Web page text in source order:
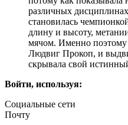
различных
становилась
длину и высоту,
мячом. Именно поэтому
Людвиг Прокоп, и
скрывала свой
Войти, используя:
Социальные сети
Почту